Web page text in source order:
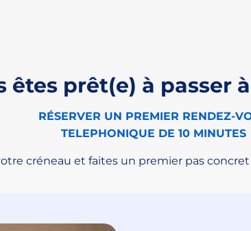
êtes prêt(e) à passer
RÉSERVER UN PREMIER RENDEZ-
TELEPHONIQUE DE 10 MINUTES
créneau et faites un premier pas